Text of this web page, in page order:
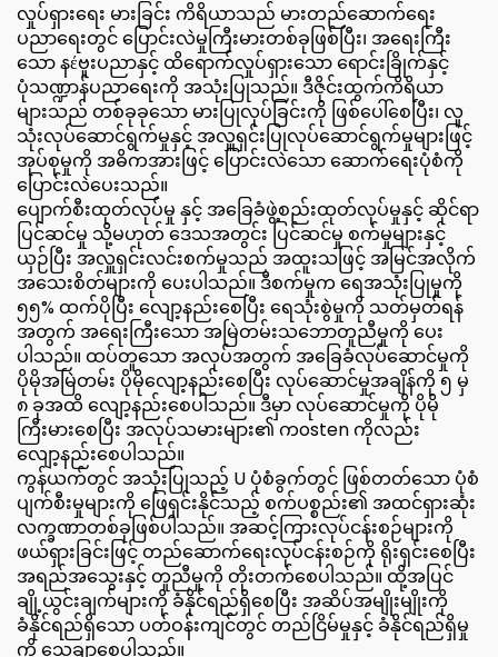
လှုပ်ရှားရေး မားခြင်း ကိရိယာသည် မားတည်ဆောက်ရေး
ပညာရေးတွင် ပြောင်းလဲမှုကြီးမားတစ်ခုဖြစ်ပြီး၊ အရေးကြီး
သော နέဗူးပညာနှင့် ထိရောက်လှုပ်ရှားသော ရောင်းခြိုက်နှင့်
ပုံသဏ္ဍာန်ပညာရေးကို အသုံးပြုသည်။ ဒီဇိုင်းထွက်ကိရိယာ
များသည် တစ်ခုခုသော မားပြုလုပ်ခြင်းကို ဖြစ်ပေါ်စေပြီး၊ လူ
သုံးလုပ်ဆောင်ရွက်မှုနှင့် အလှူရှင်းပြုလုပ်ဆောင်ရွက်မှုများဖြင့်
အုပ်စုမှုကို အဓိကအားဖြင့် ပြောင်းလဲသော ဆောက်ရေးပုံစံကို
ပြောင်းလဲပေးသည်။
ပျောက်စီးထုတ်လုပ်မှု နှင့် အခြေခံဖွဲ့စည်းထုတ်လုပ်မှုနှင့် ဆိုင်ရာ
ပြင်ဆင်မှု သို့မဟုတ် ဒေသအတွင်း ပြင်ဆင်မှု စက်မှုများနှင့်
ယှဉ်ပြီး အလှူရှင်းလင်းစက်မှုသည် အထူးသဖြင့် အမြင်အလိုက်
အသေးစိတ်များကို ပေးပါသည်။ ဒီစက်မှုက ရေအသုံးပြုမှုကို
၅၅% ထက်ပိုပြီး လျော့နည်းစေပြီး ရေသုံးစွဲမှုကို သတ်မှတ်ရန်
အတွက် အရေးကြီးသော အမြဲတမ်းသဘောတူညီမှုကို ပေး
ပါသည်။ ထပ်တူသော အလုပ်အတွက် အခြေခံလုပ်ဆောင်မှုကို
ပိုမိုအမြဲတမ်း ပိုမိုလျော့နည်းစေပြီး လုပ်ဆောင်မှုအချိန်ကို ၅ မှ
၈ ခုအထိ လျော့နည်းစေပါသည်။ ဒီမှာ လုပ်ဆောင်မှုကို ပိုမို
ကြီးမားစေပြီး အလုပ်သမားများ၏ ကosten ကိုလည်း
လျော့နည်းစေပါသည်။
ကွန်ယက်တွင် အသုံးပြုသည့် U ပုံစံခွက်တွင် ဖြစ်တတ်သော ပုံစံ
ပျက်စီးမှုများကို ဖြေရှင်းနိုင်သည့် စက်ပစ္စည်း၏ အထင်ရှားဆုံး
လက္ခဏာတစ်ခုဖြစ်ပါသည်။ အဆင့်ကြားလုပ်ငန်းစဉ်များကို
ဖယ်ရှားခြင်းဖြင့် တည်ဆောက်ရေးလုပ်ငန်းစဉ်ကို ရိုးရှင်းစေပြီး
အရည်အသွေးနှင့် တူညီမှုကို တိုးတက်စေပါသည်။ ထို့အပြင်
ချို့ယွင်းချက်များကို ခံနိုင်ရည်ရှိစေပြီး အဆိပ်အမျိုးမျိုးကို
ခံနိုင်ရည်ရှိသော ပတ်ဝန်းကျင်တွင် တည်ငြိမ်မှုနှင့် ခံနိုင်ရည်ရှိမှု
ကို သေချာစေပါသည်။